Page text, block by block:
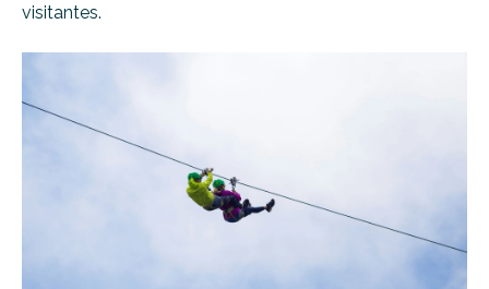
visitantes.